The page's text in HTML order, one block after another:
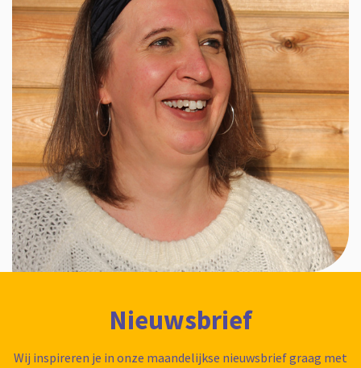
Nieuwsbrief
Wij inspireren je in onze maandelijkse nieuwsbrief graag met